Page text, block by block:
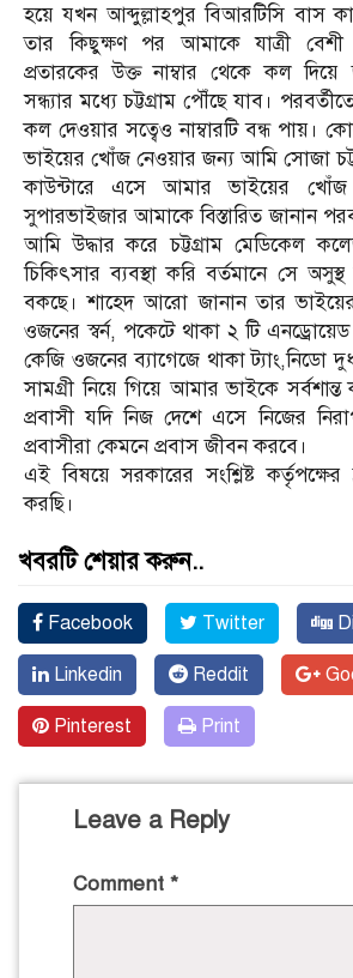
হয়ে যখন আব্দুল্লাহপুর বিআরটিসি বাস
তার কিছুক্ষণ পর আমাকে যাত্রী বেশী
প্রতারকের উক্ত নাম্বার থেকে কল দিয়ে
সন্ধ্যার মধ্যে চট্টগ্রাম পৌঁছে যাব।
কল দেওয়ার সত্বেও নাম্বারটি বন্ধ পায়।
ভাইয়ের খোঁজ নেওয়ার জন্য আমি সোজা
কাউন্টারে এসে আমার ভাইয়ের
সুপারভাইজার আমাকে বিস্তারিত জানান
আমি উদ্ধার করে চট্টগ্রাম মেডিকেল
চিকিৎসার ব্যবস্থা করি বর্তমানে সে
বকছে। শাহেদ আরো জানান তার
ওজনের স্বর্ন, পকেটে থাকা ২ টি
কেজি ওজনের ব্যাগেজে থাকা ট্যাং,নিডো
সামগ্রী নিয়ে গিয়ে আমার ভাইকে
প্রবাসী যদি নিজ দেশে এসে নিজের
প্রবাসীরা কেমনে প্রবাস জীবন করবে।
এই বিষয়ে সরকারের সংশ্লিষ্ট কর্তৃপক্ষের
করছি।
খবরটি শেয়ার করুন..
Facebook Twitter
Linkedin Reddit
Pinterest Print
Leave a Reply
Comment *